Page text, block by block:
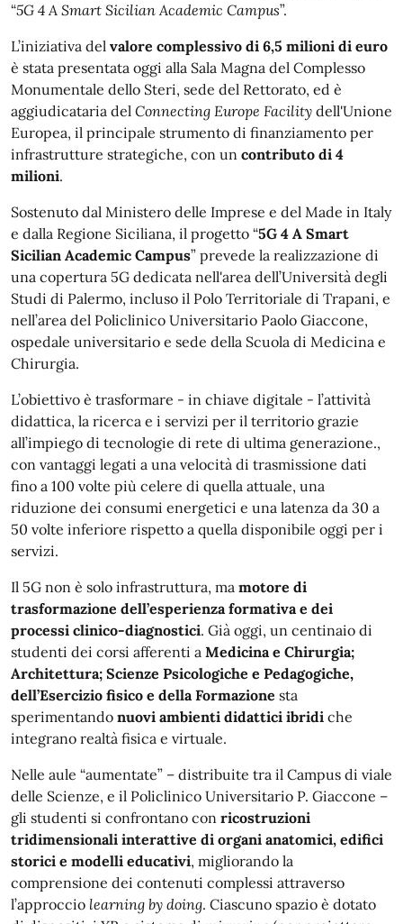
“5G 4 A Smart Sicilian Academic Campus”.
L’iniziativa del valore complessivo di 6,5 milioni di euro
è stata presentata oggi alla Sala Magna del Complesso
Monumentale dello Steri, sede del Rettorato, ed è
aggiudicataria del Connecting Europe Facility dell'Unione
Europea, il principale strumento di finanziamento per
infrastrutture strategiche, con un contributo di 4
milioni.
Sostenuto dal Ministero delle Imprese e del Made in Italy
e dalla Regione Siciliana, il progetto “5G 4 A Smart
Sicilian Academic Campus” prevede la realizzazione di
una copertura 5G dedicata nell'area dell’Università degli
Studi di Palermo, incluso il Polo Territoriale di Trapani, e
nell’area del Policlinico Universitario Paolo Giaccone,
ospedale universitario e sede della Scuola di Medicina e
Chirurgia.
L’obiettivo è trasformare - in chiave digitale - l’attività
didattica, la ricerca e i servizi per il territorio grazie
all’impiego di tecnologie di rete di ultima generazione.,
con vantaggi legati a una velocità di trasmissione dati
fino a 100 volte più celere di quella attuale, una
riduzione dei consumi energetici e una latenza da 30 a
50 volte inferiore rispetto a quella disponibile oggi per i
servizi.
Il 5G non è solo infrastruttura, ma motore di
trasformazione dell’esperienza formativa e dei
processi clinico-diagnostici. Già oggi, un centinaio di
studenti dei corsi afferenti a Medicina e Chirurgia;
Architettura; Scienze Psicologiche e Pedagogiche,
dell’Esercizio fisico e della Formazione sta
sperimentando nuovi ambienti didattici ibridi che
integrano realtà fisica e virtuale.
Nelle aule “aumentate” – distribuite tra il Campus di viale
delle Scienze, e il Policlinico Universitario P. Giaccone –
gli studenti si confrontano con ricostruzioni
tridimensionali interattive di organi anatomici, edifici
storici e modelli educativi, migliorando la
comprensione dei contenuti complessi attraverso
l’approccio learning by doing. Ciascuno spazio è dotato